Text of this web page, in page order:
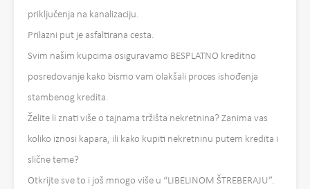
priključenja na kanalizaciju.
Prilazni put je asfaltirana cesta.
Svim našim kupcima osiguravamo BESPLATNO kreditno
posredovanje kako bismo vam olakšali proces ishođenja
stambenog kredita.
Želite li znati više o tajnama tržišta nekretnina? Zanima vas
koliko iznosi kapara, ili kako kupiti nekretninu putem kredita i
slične teme?
Otkrijte sve to i još mnogo više u “LIBELINOM ŠTREBERAJU”.